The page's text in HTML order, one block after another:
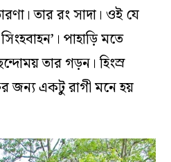
তার রং সাদা। ওই যে
পাহাড়ি মতে
তার গড়ন। হিংস্র
জন্য একটু রাগী মনে হয়